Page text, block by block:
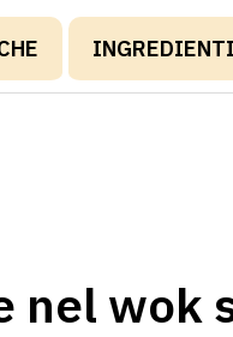
INGREDIENTI
nel wok